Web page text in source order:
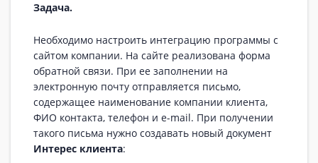
Задача.
Необходимо настроить интеграцию программы с
сайтом компании. На сайте реализована форма
обратной связи. При ее заполнении на
электронную почту отправляется письмо,
содержащее наименование компании клиента,
ФИО контакта, телефон и e-mail. При получении
такого письма нужно создавать новый документ
Интерес клиента: